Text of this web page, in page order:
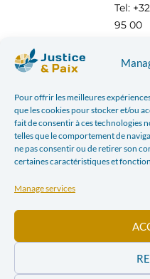
Pour offrir les meilleures
que les cookies pour stocker et/ou
fait de consentir à ces technologies
telles que le comportement de
ne pas consentir ou de retirer son
certaines caractéristiques et
Manage services
Tel:
95 00
With